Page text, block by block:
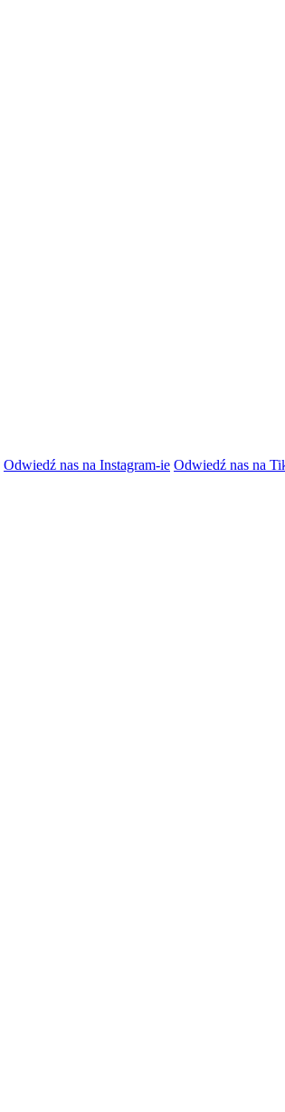
Odwiedź nas na Instagram-ie Odwiedź nas na